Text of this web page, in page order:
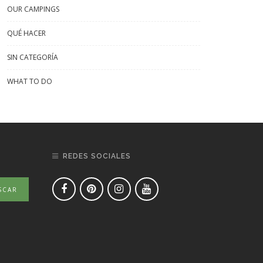
OUR CAMPINGS
QUÉ HACER
SIN CATEGORÍA
WHAT TO DO
REDES SOCIALES